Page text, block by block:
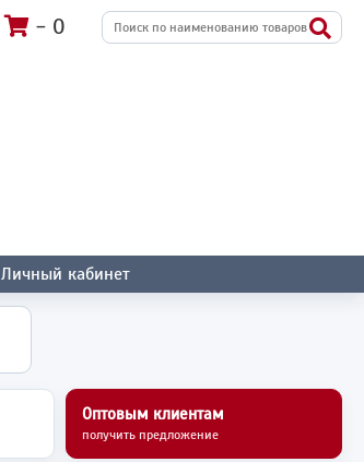
- 0
Личный кабинет
Оптовым клиентам
получить предложение